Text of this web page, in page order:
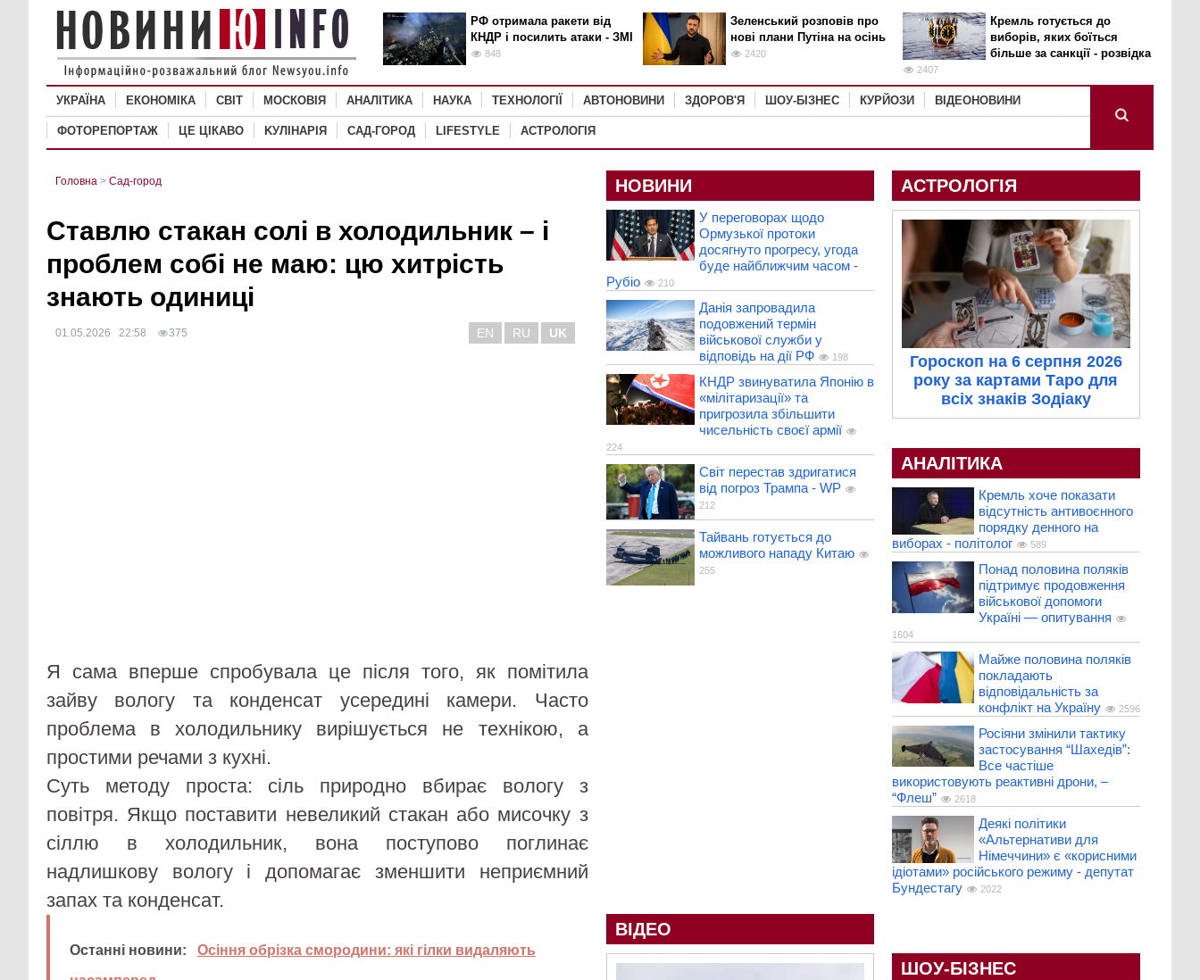
РФ отримала ракети від
КНДР і посилить атаки - ЗМІ
848
Зеленський розповів про
нові плани Путіна на осінь
2420
Кремль готується до
виборів, яких боїться
більше за санкції - розвідка
2407
УКРАЇНА ЕКОНОМІКА СВІТ MОСКОВІЯ АНАЛІТИКА НАУКА ТЕХНОЛОГІЇ АВТОНОВИНИ ЗДОРОВ'Я ШОУ-БІЗНЕС КУРЙОЗИ ВІДЕОНОВИНИ
ФОТОРЕПОРТАЖ ЦЕ ЦІКАВО KУЛІНАРІЯ САД-ГОРОД LIFESTYLE АСТРОЛОГІЯ
Головна > Сад-город
Ставлю стакан солі в холодильник – і
проблем собі не маю: цю хитрість
знають одиниці
01.05.2026 22:58 375 EN RU UK
Я сама вперше спробувала це після того, як помітила
зайву вологу та конденсат усередині камери. Часто
проблема в холодильнику вирішується не технікою, а
простими речами з кухні.
Суть методу проста: сіль природно вбирає вологу з
повітря. Якщо поставити невеликий стакан або мисочку з
сіллю в холодильник, вона поступово поглинає
надлишкову вологу і допомагає зменшити неприємний
запах та конденсат.
Останні новини:
Осіння обрізка смородини: які гілки видаляють
НОВИНИ
У переговорах щодо
Ормузької протоки
досягнуто прогресу, угода
буде найближчим часом -
Рубіо
210
Данія запровадила
подовжений термін
військової служби у
відповідь на дії РФ
198
КНДР звинуватила Японію в
«мілітаризації» та
пригрозила збільшити
чисельність своєї армії
224
Світ перестав здригатися
від погроз Трампа - WP
212
Тайвань готується до
можливого нападу Китаю
255
ВІДЕО
АСТРОЛОГІЯ
Гороскоп на 6 серпня 2026
року за картами Таро для
всіх знаків Зодіаку
АНАЛІТИКА
Кремль хоче показати
відсутність антивоєнного
порядку денного на
виборах - політолог
589
Понад половина поляків
підтримує продовження
військової допомоги
Україні — опитування
1604
Майже половина поляків
покладають
відповідальність за
конфлікт на Україну
2596
Росіяни змінили тактику
застосування “Шахедів”:
Все частіше
використовують реактивні дрони, –
“Флеш”
2618
Деякі політики
«Альтернативи для
Німеччини» є «корисними
ідіотами» російського режиму - депутат
Бундестагу
2022
ШОУ-БІЗНЕС